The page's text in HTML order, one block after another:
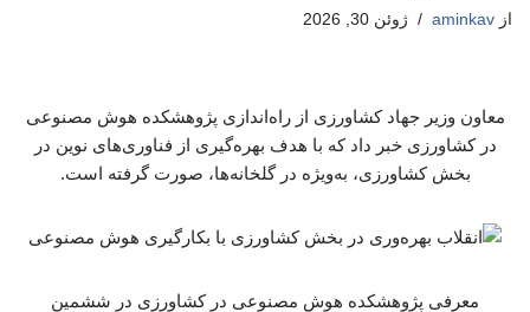
از aminkav ژوئن 30, 2026
معاون وزیر جهاد کشاورزی از راه‌اندازی پژوهشکده هوش مصنوعی
در کشاورزی خبر داد که با هدف بهره‌گیری از فناوری‌های نوین در
بخش کشاورزی، به‌ویژه در گلخانه‌ها، صورت گرفته است.
معرفی پژوهشکده هوش مصنوعی در کشاورزی در ششمین